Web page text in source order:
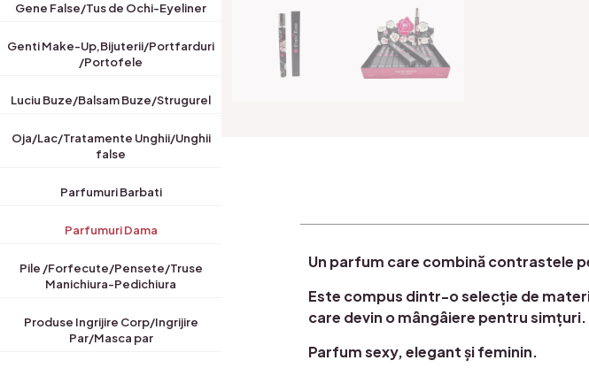
Gene False/Tus de Ochi-Eyeliner
Genti Make-Up,Bijuterii/Portfarduri
/Portofele
Luciu Buze/Balsam Buze/Strugurel
Oja/Lac/Tratamente Unghii/Unghii
false
Parfumuri Barbati
Parfumuri Dama
Pile /Forfecute/Pensete/Truse
Manichiura-Pedichiura
Produse Ingrijire Corp/Ingrijire
Par/Masca par
Un parfum care combină contrastele
Este compus dintr-o selecție de
care devin o mângâiere pentru simțuri.
Parfum sexy, elegant și feminin.